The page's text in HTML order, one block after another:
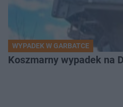
WYPADEK W GARBATCE
Koszmarny wypadek na